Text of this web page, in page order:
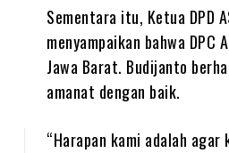
Sementara itu, Ketua DPD
menyampaikan bahwa DPC
Jawa Barat. Budijanto
amanat dengan baik.
“Harapan kami adalah agar